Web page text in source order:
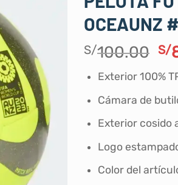
OCEAUNZ
S/100.00 El
S/
S/
Exterior 100%
Cámara de
Exterior cosido
Logo
Color del